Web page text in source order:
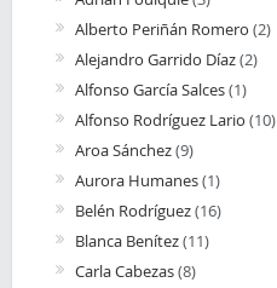
Alberto Periñán Romero (2)
Alejandro Garrido Díaz(2)
Alfonso García Salces(1)
Alfonso Rodríguez Lario (10)
Aroa Sánchez(9)
Aurora Humanes(1)
Belén Rodríguez(16)
Blanca Benítez(11)
Carla Cabezas(8)